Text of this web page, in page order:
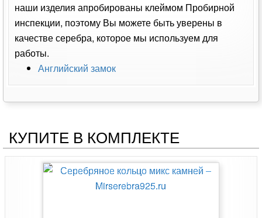
наши изделия апробированы клеймом Пробирной
инспекции, поэтому Вы можете быть уверены в
качестве серебра, которое мы используем для
работы.
Английский замок
КУПИТЕ В КОМПЛЕКТЕ